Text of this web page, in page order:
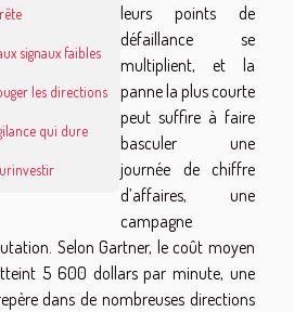
signaux faibles
les directions
qui dure
leurs points de
défaillance se
multiplient, et la
panne la plus courte
peut suffire à faire
basculer une
journée de chiffre
d’affaires, une
campagne
Selon Gartner, le coût moyen
5 600 dollars par minute, une
dans de nombreuses directions